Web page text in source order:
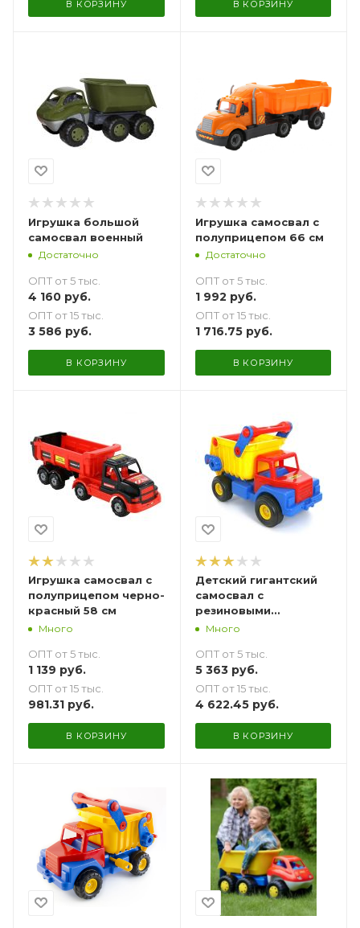
В КОРЗИНУ В КОРЗИНУ
Игрушка большой
самосвал военный
Достаточно
ОПТ от 5 тыс.
4 160 руб.
ОПТ от 15 тыс.
3 586 руб.
В КОРЗИНУ
Игрушка самосвал с
полуприцепом 66 см
Достаточно
ОПТ от 5 тыс.
1 992 руб.
ОПТ от 15 тыс.
1 716.75руб.
В КОРЗИНУ
Игрушка самосвал с
полуприцепом черно-
красный 58 см
Много
ОПТ от 5 тыс.
1 139 руб.
ОПТ от 15 тыс.
981.31 руб.
В КОРЗИНУ
Детский гигантский
самосвал с
резиновыми
колесами 73 см
Много
ОПТ от 5 тыс.
5 363руб.
ОПТ от 15 тыс.
4 622.45руб.
В КОРЗИНУ